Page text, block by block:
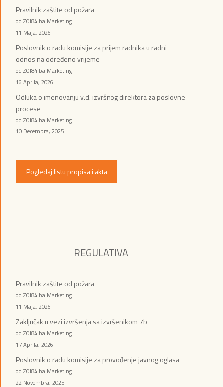
Pravilnik zaštite od požara
od ZOI84.ba Marketing
11 Maja, 2026
Poslovnik o radu komisije za prijem radnika u radni
odnos na određeno vrijeme
od ZOI84.ba Marketing
16 Aprila, 2026
Odluka o imenovanju v.d. izvršnog direktora za poslovne
procese
od ZOI84.ba Marketing
10 Decembra, 2025
Pogledaj listu propisa i akta
REGULATIVA
Pravilnik zaštite od požara
od ZOI84.ba Marketing
11 Maja, 2026
Zaključak u vezi izvršenja sa izvršenikom 7b
od ZOI84.ba Marketing
17 Aprila, 2026
Poslovnik o radu komisije za provođenje javnog oglasa
od ZOI84.ba Marketing
22 Novembra, 2025